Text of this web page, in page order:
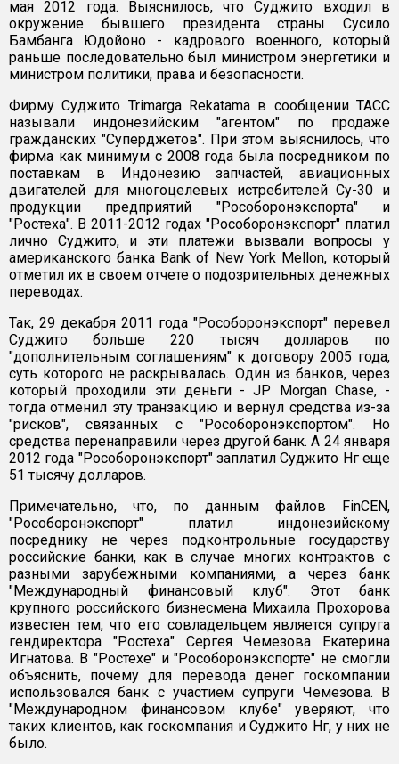
мая 2012 года. Выяснилось, что Суджито входил в
окружение бывшего президента страны Сусило
Бамбанга Юдойоно - кадрового военного, который
раньше последовательно был министром энергетики и
министром политики, права и безопасности.
Фирму Суджито Trimarga Rekatama в сообщении ТАСС
называли индонезийским "агентом" по продаже
гражданских "Суперджетов". При этом выяснилось, что
фирма как минимум с 2008 года была посредником по
поставкам в Индонезию запчастей, авиационных
двигателей для многоцелевых истребителей Су-30 и
продукции предприятий "Рособоронэкспорта" и
"Ростеха". В 2011-2012 годах "Рособоронэкспорт" платил
лично Суджито, и эти платежи вызвали вопросы у
американского банка Bank of New York Mellon, который
отметил их в своем отчете о подозрительных денежных
переводах.
Так, 29 декабря 2011 года "Рособоронэкспорт" перевел
Суджито больше 220 тысяч долларов по
"дополнительным соглашениям" к договору 2005 года,
суть которого не раскрывалась. Один из банков, через
который проходили эти деньги - JP Morgan Chase, -
тогда отменил эту транзакцию и вернул средства из-за
"рисков", связанных с "Рособоронэкспортом". Но
средства перенаправили через другой банк. А 24 января
2012 года "Рособоронэкспорт" заплатил Суджито Нг еще
51 тысячу долларов.
Примечательно, что, по данным файлов FinCEN,
"Рособоронэкспорт" платил индонезийскому
посреднику не через подконтрольные государству
российские банки, как в случае многих контрактов с
разными зарубежными компаниями, а через банк
"Международный финансовый клуб". Этот банк
крупного российского бизнесмена Михаила Прохорова
известен тем, что его совладельцем является супруга
гендиректора "Ростеха" Сергея Чемезова Екатерина
Игнатова. В "Ростехе" и "Рособоронэкспорте" не смогли
объяснить, почему для перевода денег госкомпании
использовался банк с участием супруги Чемезова. В
"Международном финансовом клубе" уверяют, что
таких клиентов, как госкомпания и Суджито Нг, у них не
было.